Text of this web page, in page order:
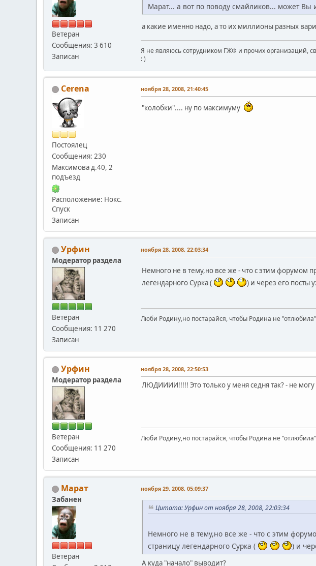
Ветеран
Сообщения: 3 610
Записан
Марат... а вот по поводу смайликов... может Вы
а какие именно надо, а то их миллионы разных
Я не являюсь сотрудником ГЖФ и прочих организаций,
: )
Сerena
Постоялец
Сообщения: 230
Максимова д.40, 2
подъезд
Расположение: Нокс.
Спуск
Записан
ноября 28, 2008, 21:40:45
"колобки".... ну по максимуму
Урфин
Модератор раздела
Ветеран
Сообщения: 11 270
Записан
ноября 28, 2008, 22:03:34
Немного не в тему,но все же - что с этим форумом
легендарного Сурка (
) и через его посты
Люби Родину,но постарайся, чтобы Родина не
Урфин
Модератор раздела
Ветеран
Сообщения: 11 270
Записан
ноября 28, 2008, 22:50:53
ЛЮДИИИИ!!!!! Это только у меня седня так? - не
Люби Родину,но постарайся, чтобы Родина не
Марат
Забанен
Ветеран
ноября 29, 2008, 05:09:37
Цитата: Урфин от ноября 28, 2008, 22:03:34
Немного не в тему,но все же - что с этим
страницу легендарного Сурка (
) и
А куда "начало" выводит?